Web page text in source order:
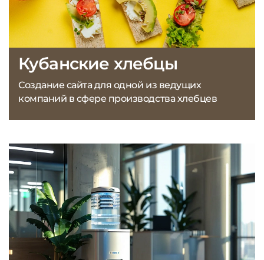
Кубанские хлебцы
Создание сайта для одной из ведущих
компаний в сфере производства хлебцев